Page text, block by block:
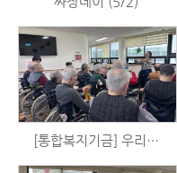
[통합복지기금] 우리는 시니어 예술가 시즌2 - 체육활동 (4/30)